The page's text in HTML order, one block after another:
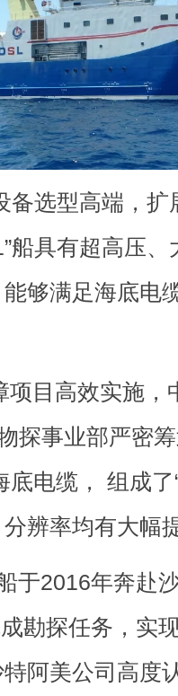
高端，扩展
船具有超高压
够满足海底电
目高效实施，
探事业部严密
底电缆， 组成
辨率均有大幅
2016年奔赴
勘探任务，实
阿美公司高度